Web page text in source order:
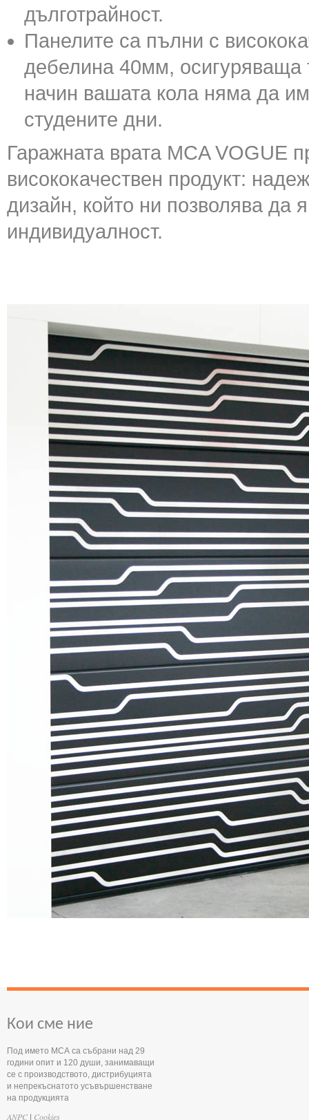
дълготрайност.
Панелите са пълни с
дебелина 40мм, осигуряваща
начин вашата кола няма да
студените дни.
Гаражната врата MCA VOGUE
висококачествен продукт:
дизайн, който ни позволява да
индивидуалност.
Кои сме ние
Под името МСА са събрани над 29
години опит и 120 души, занимаващи
се с производството, дистрибуцията
и непрекъснатото усъвършенстване
на продукцията
ANPC Cookies